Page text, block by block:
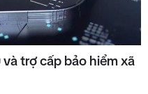
trợ cấp bảo hiểm xã